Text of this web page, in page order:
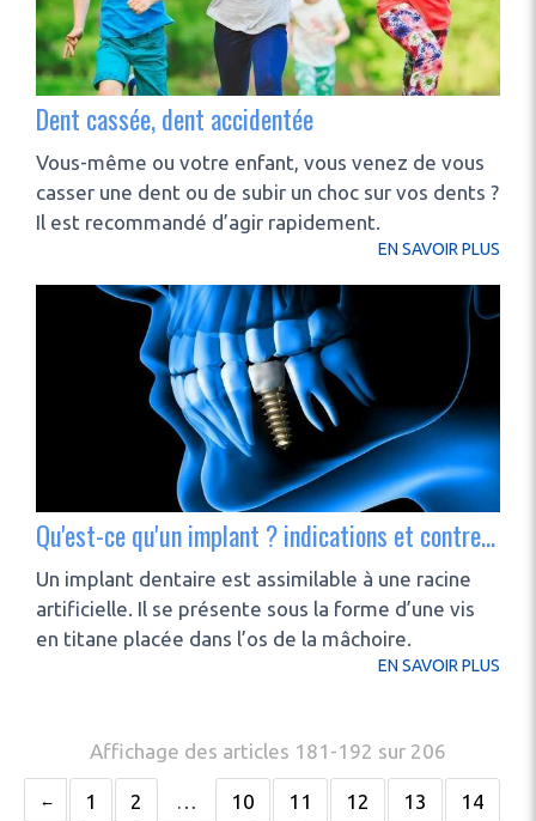
Dent cassée, dent accidentée
Vous-même ou votre enfant, vous venez de vous
casser une dent ou de subir un choc sur vos dents ?
Il est recommandé d’agir rapidement.
EN SAVOIR PLUS
Qu'est-ce qu'un implant ? indications et contre-indications
Un implant dentaire est assimilable à une racine
artificielle. Il se présente sous la forme d’une vis
en titane placée dans l’os de la mâchoire.
EN SAVOIR PLUS
Affichage des articles 181-192 sur 206
1 2 … 10 11 12 13 14